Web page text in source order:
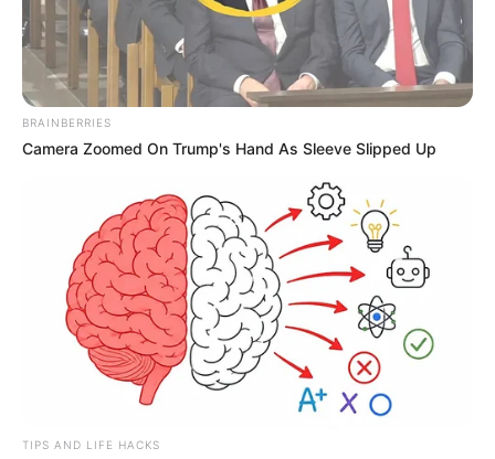
BRAINBERRIES
Camera Zoomed On Trump's Hand As Sleeve Slipped Up
TIPS AND LIFE HACKS